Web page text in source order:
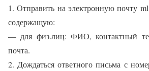
1. Отправить на электронную почту
содержащую:
— для физ.лиц: ФИО, контактный
почта.
2. Дождаться ответного письма с